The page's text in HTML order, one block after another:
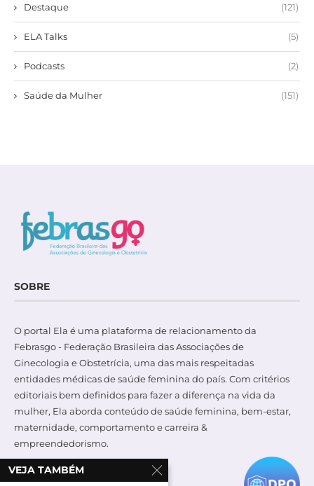
Destaque (121)
ELA Talks (5)
Podcasts (2)
Saúde da Mulher (151)
SOBRE
O portal Ela é uma plataforma de relacionamento da
Febrasgo - Federação Brasileira das Associações de
Ginecologia e Obstetrícia, uma das mais respeitadas
entidades médicas de saúde feminina do país. Com critérios
editoriais bem definidos para fazer a diferença na vida da
mulher, Ela aborda conteúdo de saúde feminina, bem-estar,
maternidade, comportamento e carreira &
empreendedorismo.
VEJA TAMBÉM